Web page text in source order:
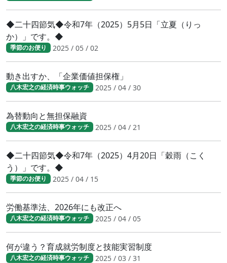
◆二十四節気◆令和7年（2025）5月5日「立夏（りっ
か）」です。◆
季節のお便り 2025 / 05 / 02
動き出すか、「企業価値担保権」
八木宏之の経済時事ウォッチ 2025 / 04 / 30
為替動向と無担保融資
八木宏之の経済時事ウォッチ 2025 / 04 / 21
◆二十四節気◆令和7年（2025）4月20日「穀雨（こく
う）」です。◆
季節のお便り 2025 / 04 / 15
労働基準法、2026年にも改正へ
八木宏之の経済時事ウォッチ 2025 / 04 / 05
何が違う？育成就労制度と技能実習制度
八木宏之の経済時事ウォッチ 2025 / 03 / 31